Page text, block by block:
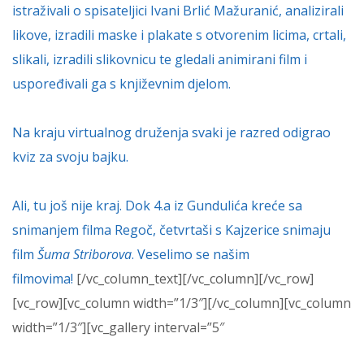
istraživali o spisateljici Ivani Brlić Mažuranić, analizirali
likove, izradili maske i plakate s otvorenim licima, crtali,
slikali, izradili slikovnicu te gledali animirani film i
uspoređivali ga s književnim djelom.
Na kraju virtualnog druženja svaki je razred odigrao
kviz za svoju bajku.
Ali, tu još nije kraj. Dok 4.a iz Gundulića kreće sa
snimanjem filma Regoč, četvrtaši s Kajzerice snimaju
film Šuma Striborova. Veselimo se našim
filmovima! [/vc_column_text][/vc_column][/vc_row]
[vc_row][vc_column width=”1/3″][/vc_column][vc_column
width=”1/3″][vc_gallery interval=”5″